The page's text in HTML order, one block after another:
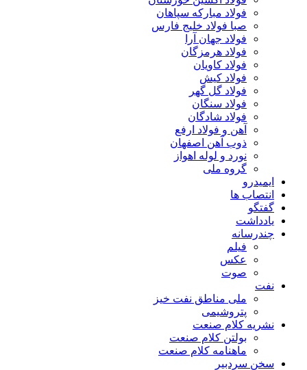
فولاد مبارکه سپاهان
صبا فولاد خلیج فارس
فولاد جهان آرا
فولاد هرمزگان
فولاد کاویان
فولاد کیش
فولاد گل گهر
فولاد سنگان
فولاد شادگان
آهن و فولاد ارفع
ذوب آهن اصفهان
نورد و لوله اهواز
گروه ملی
ایمیدرو
انتصاب ها
گفتگو
یادداشت
چندرسانه
فیلم
عکس
صوت
نفت
ملی مناطق نفت خیز
پتروشیمی
نشریه کلام صنعت
بولتن کلام صنعت
ماهنامه کلام صنعت
سخن سردبیر